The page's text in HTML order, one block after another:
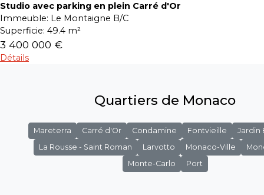
Studio avec parking en plein Carré d'Or
Immeuble: Le Montaigne B/C
Superficie: 49.4 m²
3 400 000 €
Détails
Quartiers de Monaco
Mareterra Carré d'Or Condamine Fontvieille
Jardin
La Rousse - Saint Roman
Larvotto Monaco-Ville
Monte-Carlo
Port